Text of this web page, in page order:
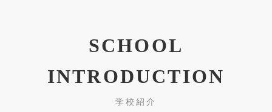
SCHOOL
INTRODUCTION
学校紹介